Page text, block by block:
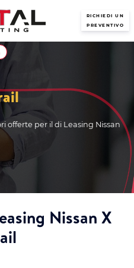
RICHIEDI UN
PREVENTIVO
offerte per il di Leasing Nissan
Nissan X